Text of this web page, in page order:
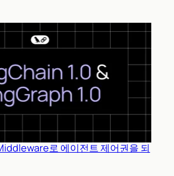
로 에이전트 제어권을 되